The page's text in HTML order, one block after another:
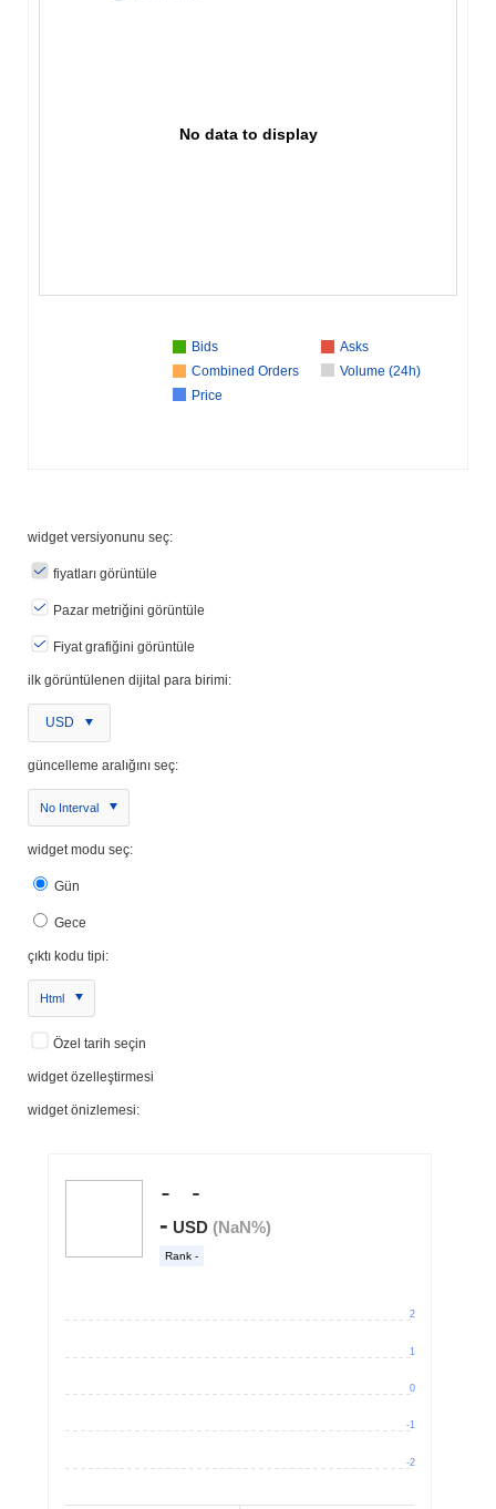
No data to display
Bids
Asks
Combined Orders
Volume (24h)
Price
widget versiyonunu seç:
fiyatları görüntüle
Pazar metriğini görüntüle
Fiyat grafiğini görüntüle
ilk görüntülenen dijital para birimi:
USD
güncelleme aralığını seç:
No Interval
widget modu seç:
Gün
Gece
çıktı kodu tipi:
Html
Özel tarih seçin
widget özelleştirmesi
widget önizlemesi: